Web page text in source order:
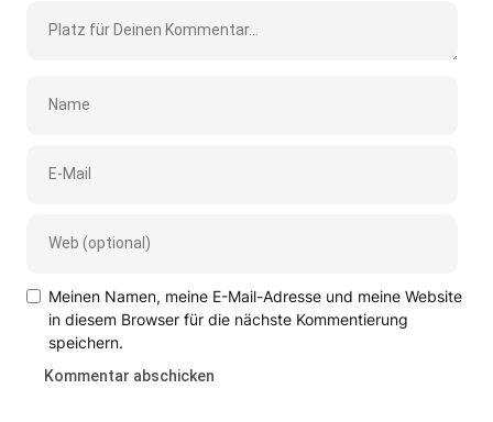
Meinen Namen, meine E-Mail-Adresse und meine Website
in diesem Browser für die nächste Kommentierung
speichern.